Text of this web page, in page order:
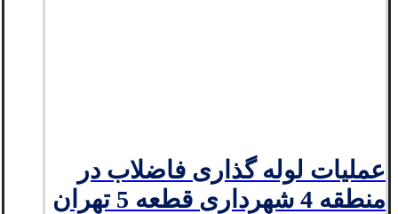
عملیات لوله گذاری فاضلاب در
منطقه 4 شهرداری قطعه 5 تهران